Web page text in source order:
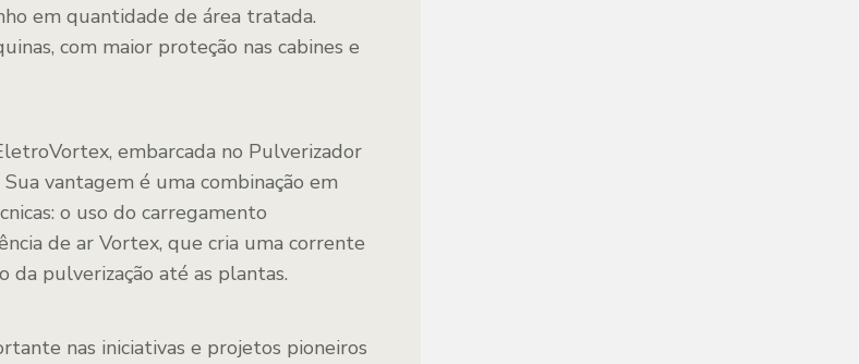
em quantidade de área tratada.
com maior proteção nas cabines e
embarcada no Pulverizador
vantagem é uma combinação em
o uso do carregamento
de ar Vortex, que cria uma corrente
da pulverização até as plantas.
nas iniciativas e projetos pioneiros